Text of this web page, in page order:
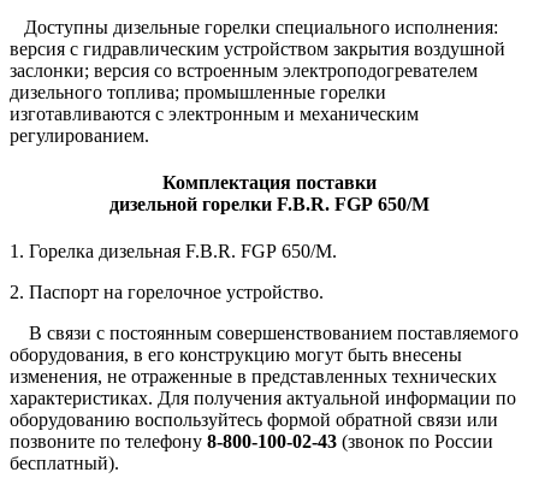
Доступны дизельные горелки специального исполнения:
версия с гидравлическим устройством закрытия воздушной
заслонки; версия со встроенным электроподогревателем
дизельного топлива; промышленные горелки
изготавливаются с электронным и механическим
регулированием.
Комплектация поставки
дизельной горелки F.B.R. FGP 650/M
1. Горелка дизельная F.B.R. FGP 650/M.
2. Паспорт на горелочное устройство.
В связи с постоянным совершенствованием поставляемого
оборудования, в его конструкцию могут быть внесены
изменения, не отраженные в представленных технических
характеристиках. Для получения актуальной информации по
оборудованию воспользуйтесь формой обратной связи или
позвоните по телефону 8-800-100-02-43 (звонок по России
бесплатный).